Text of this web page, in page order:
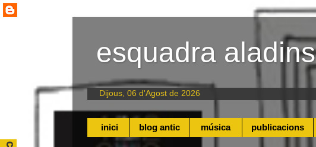
esquadra aladins
Dijous, 06 d'Agost de 2026
inici blog antic música publicacions